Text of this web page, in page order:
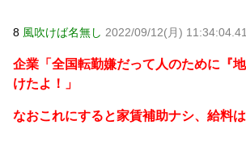
8 風吹けば名無し 2022/09/12(月)
企業「全国転勤嫌だって人のために『
けたよ！」
なおこれにすると家賃補助ナシ、給料